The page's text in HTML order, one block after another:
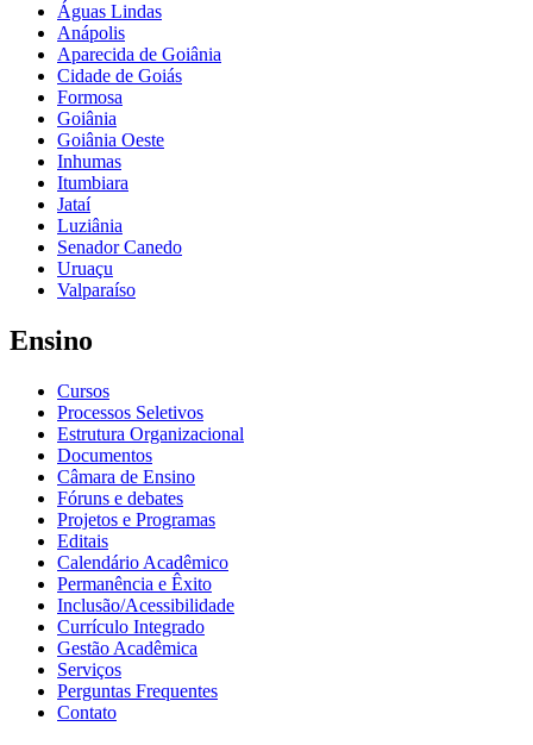
Águas Lindas
Anápolis
Aparecida de Goiânia
Cidade de Goiás
Formosa
Goiânia
Goiânia Oeste
Inhumas
Itumbiara
Jataí
Luziânia
Senador Canedo
Uruaçu
Valparaíso
Ensino
Cursos
Processos Seletivos
Estrutura Organizacional
Documentos
Câmara de Ensino
Fóruns e debates
Projetos e Programas
Editais
Calendário Acadêmico
Permanência e Êxito
Inclusão/Acessibilidade
Currículo Integrado
Gestão Acadêmica
Serviços
Perguntas Frequentes
Contato